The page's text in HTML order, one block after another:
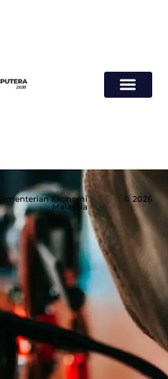
Kementerian Ekonomi
Malaysia
© 2026